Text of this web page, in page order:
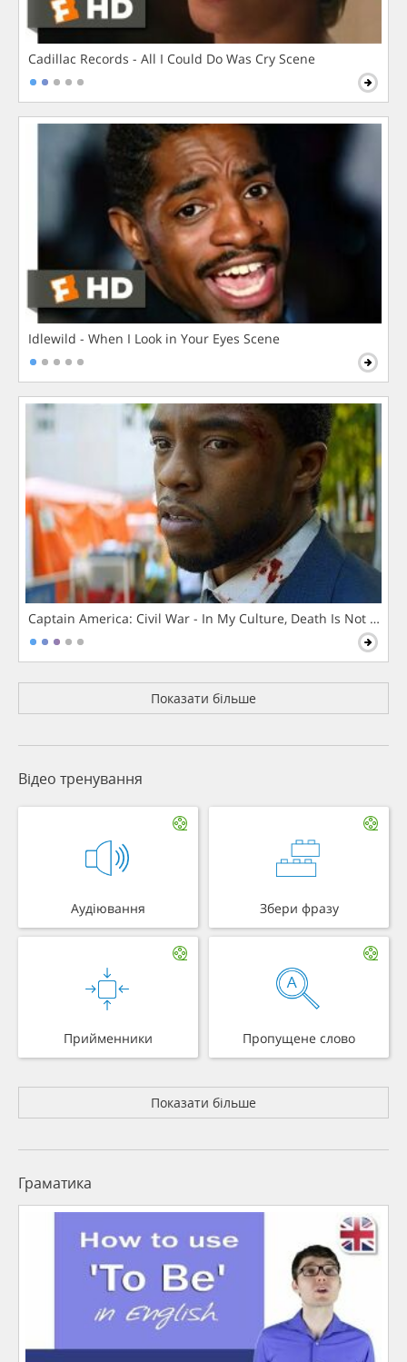
Cadillac Records - All I Could Do Was Cry Scene
Idlewild - When I Look in Your Eyes Scene
Captain America: Civil War - In My Culture, Death Is Not The
Показати більше
Відео тренування
Аудіювання Збери фразу
Прийменники Пропущене слово
Показати більше
Граматика